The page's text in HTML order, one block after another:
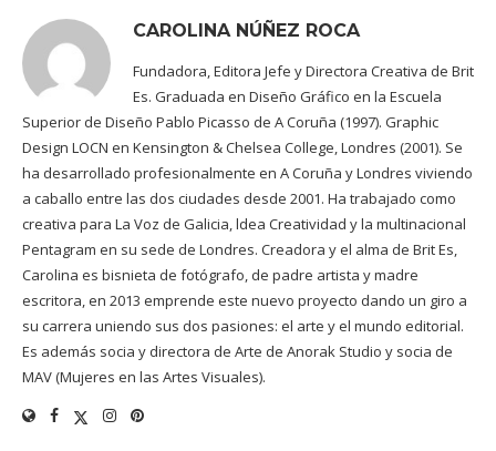
CAROLINA NÚÑEZ ROCA
Fundadora, Editora Jefe y Directora Creativa de Brit
Es. Graduada en Diseño Gráfico en la Escuela
Superior de Diseño Pablo Picasso de A Coruña (1997). Graphic
Design LOCN en Kensington & Chelsea College, Londres (2001). Se
ha desarrollado profesionalmente en A Coruña y Londres viviendo
a caballo entre las dos ciudades desde 2001. Ha trabajado como
creativa para La Voz de Galicia, ldea Creatividad y la multinacional
Pentagram en su sede de Londres. Creadora y el alma de Brit Es,
Carolina es bisnieta de fotógrafo, de padre artista y madre
escritora, en 2013 emprende este nuevo proyecto dando un giro a
su carrera uniendo sus dos pasiones: el arte y el mundo editorial.
Es además socia y directora de Arte de Anorak Studio y socia de
MAV (Mujeres en las Artes Visuales).